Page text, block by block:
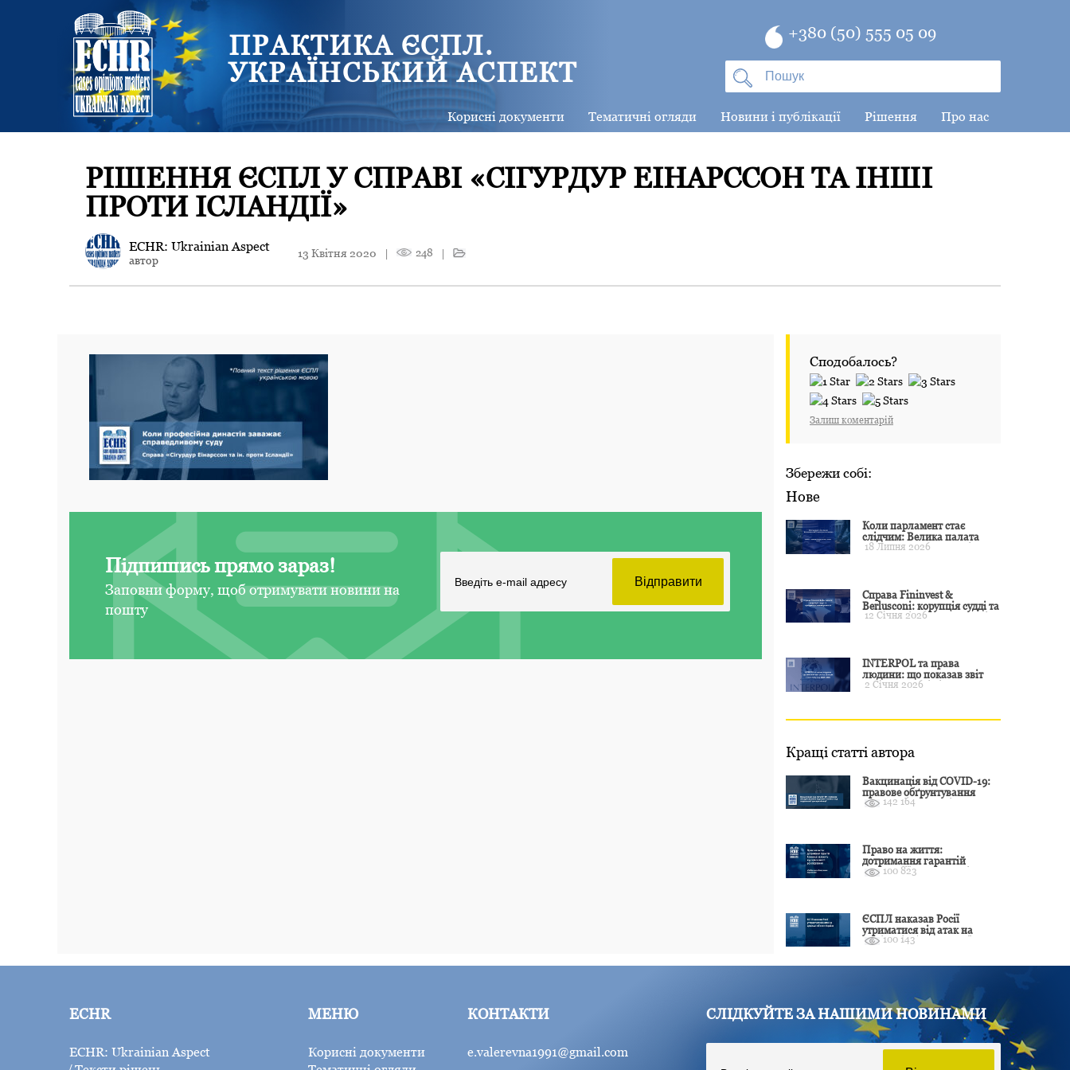
ПРАКТИКА ЄСПЛ.
УКРАЇНСЬКИЙ АСПЕКТ
+380 (50) 555 05 09
Корисні документи Тематичні огляди Новини і публікації Рішення Про нас
РІШЕННЯ ЄСПЛ У СПРАВІ «СІГУРДУР ЕІНАРССОН ТА ІНШІ
ПРОТИ ІСЛАНДІЇ»
ECHR: Ukrainian Aspect
автор
13 Квітня 2020 | 248 |
Підпишись прямо зараз!
Заповни форму, щоб отримувати новини на
пошту
Сподобалось?
Залиш коментарій
Збережи собі:
Нове
Коли парламент стає
слідчим: Велика палата
ЄСПЛ окреслила межі
18 Липня 2026
Справа Fininvest &
Berlusconi: корупція судді та
презумпція невинуватості
12 Січня 2026
INTERPOL та права
людини: що показав звіт
CCF за 2024 рік і чого чекати
2 Січня 2026
Кращі статті автора
Вакцинація від COVID-19:
правове обґрунтування
відмови і захист від
142 164
Право на життя:
дотримання гарантій
Конвенції залежить від
100 823
ЄСПЛ наказав Росії
утриматися від атак на
цивільні об’єкти України
100 143
ECHR
ECHR: Ukrainian Aspect
МЕНЮ
Корисні документи
КОНТАКТИ
e.valerevna1991@gmail.com
СЛІДКУЙТЕ ЗА НАШИМИ НОВИНАМИ